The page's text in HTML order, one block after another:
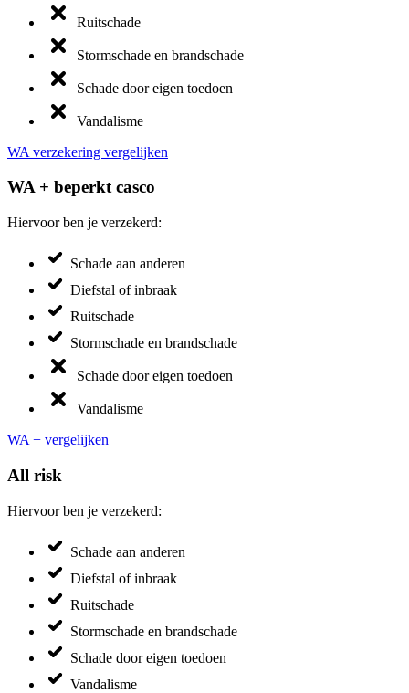
Ruitschade
Stormschade en brandschade
Schade door eigen toedoen
Vandalisme
WA verzekering vergelijken
WA + beperkt casco
Hiervoor ben je verzekerd:
Schade aan anderen
Diefstal of inbraak
Ruitschade
Stormschade en brandschade
Schade door eigen toedoen
Vandalisme
WA + vergelijken
All risk
Hiervoor ben je verzekerd:
Schade aan anderen
Diefstal of inbraak
Ruitschade
Stormschade en brandschade
Schade door eigen toedoen
Vandalisme